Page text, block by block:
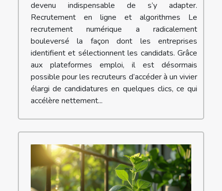
devenu indispensable de s’y adapter.
Recrutement en ligne et algorithmes Le
recrutement numérique a radicalement
bouleversé la façon dont les entreprises
identifient et sélectionnent les candidats. Grâce
aux plateformes emploi, il est désormais
possible pour les recruteurs d’accéder à un vivier
élargi de candidatures en quelques clics, ce qui
accélère nettement...